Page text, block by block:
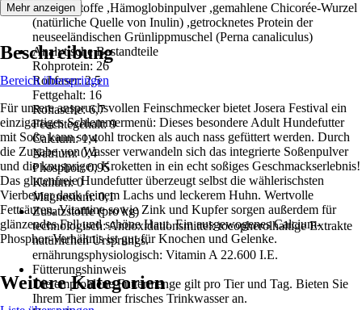
,Mineralstoffe ,Hämoglobinpulver ,gemahlene Chicorée-Wurzel
(natürliche Quelle von Inulin) ,getrocknetes Protein der
neuseeländischen Grünlippmuschel (Perna canaliculus)
Analytische Bestandteile
Rohprotein: 26
Rohfaser: 2,5
Fettgehalt: 16
Rohasche: 6,7
Feuchtegehalt: 9
Calcium: 1,4
Natrium: 0,4
Phosphor: 0,95
Kalium: 0
Magnesium: 0,1
Zusatzstoffe (pro kg)
technologisch: Antioxidationsmittel: tocopherolhaltige Extrakte
natürlichen Ursprungs.
ernährungsphysiologisch: Vitamin A 22.600 I.E.
Fütterungshinweis
Die empfohlene Futtermenge gilt pro Tier und Tag. Bieten Sie
Ihrem Tier immer frisches Trinkwasser an.
Mehr anzeigen
Beschreibung
Bereich überspringen
Für unsere anspruchsvollen Feinschmecker bietet Josera Festival ein
einzigartiges Schlemmermenü: Dieses besondere Adult Hundefutter
mit Soße kann sowohl trocken als auch nass gefüttert werden. Durch
die Zugabe von Wasser verwandeln sich das integrierte Soßenpulver
und die knusprigen Kroketten in ein echt soßiges Geschmackserlebnis!
Das glutenfreie Hundefutter überzeugt selbst die wählerischsten
Vierbeiner dank feinem Lachs und leckerem Huhn. Wertvolle
Fettsäuren, Vitamine sowie Zink und Kupfer sorgen außerdem für
glänzendes Fell und schöne Haut. Ein ausgewogenes Calcium-
Phosphor-Verhältnis ist gut für Knochen und Gelenke.
Weitere Kategorien